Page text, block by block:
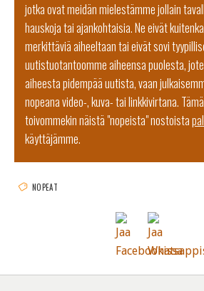
jotka ovat meidän mielestämme jollain
hauskoja tai ajankohtaisia. Ne eivät
merkittäviä aiheeltaan tai eivät sovi
uutistuotantoomme aiheensa puolesta,
aiheesta pidempää uutista, vaan
nopeana video-, kuva- tai linkkivirtana.
toivommekin näistä "nopeista" nostoista
käyttäjämme.
NOPEAT